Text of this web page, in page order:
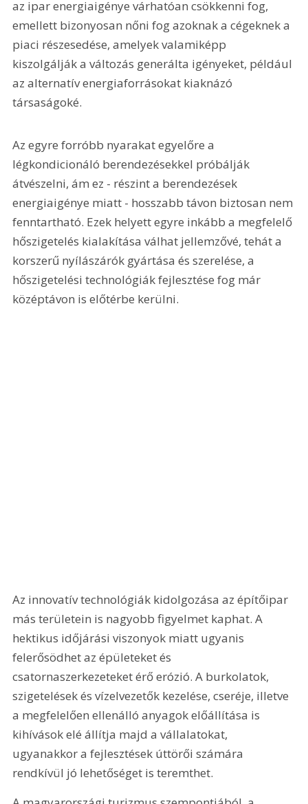
az ipar energiaigénye várhatóan csökkenni fog,
emellett bizonyosan nőni fog azoknak a cégeknek a
piaci részesedése, amelyek valamiképp
kiszolgálják a változás generálta igényeket, például
az alternatív energiaforrásokat kiaknázó
társaságoké.
Az egyre forróbb nyarakat egyelőre a
légkondicionáló berendezésekkel próbálják
átvészelni, ám ez - részint a berendezések
energiaigénye miatt - hosszabb távon biztosan nem
fenntartható. Ezek helyett egyre inkább a megfelelő
hőszigetelés kialakítása válhat jellemzővé, tehát a
korszerű nyílászárók gyártása és szerelése, a
hőszigetelési technológiák fejlesztése fog már
középtávon is előtérbe kerülni.
Az innovatív technológiák kidolgozása az építőipar
más területein is nagyobb figyelmet kaphat. A
hektikus időjárási viszonyok miatt ugyanis
felerősödhet az épületeket és
csatornaszerkezeteket érő erózió. A burkolatok,
szigetelések és vízelvezetők kezelése, cseréje, illetve
a megfelelően ellenálló anyagok előállítása is
kihívások elé állítja majd a vállalatokat,
ugyanakkor a fejlesztések úttörői számára
rendkívül jó lehetőséget is teremthet.